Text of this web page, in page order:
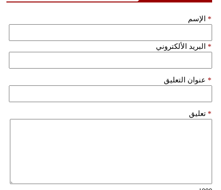
الإسم *
البريد الألكتروني *
عنوان التعليق *
تعليق *